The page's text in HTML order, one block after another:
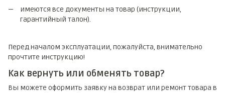
имеются все документы на товар (инструкции,
гарантийный талон).
Перед началом эксплуатации, пожалуйста, внимательно
прочтите инструкцию!
Как вернуть или обменять товар?
Вы можете оформить заявку на возврат или ремонт товара в